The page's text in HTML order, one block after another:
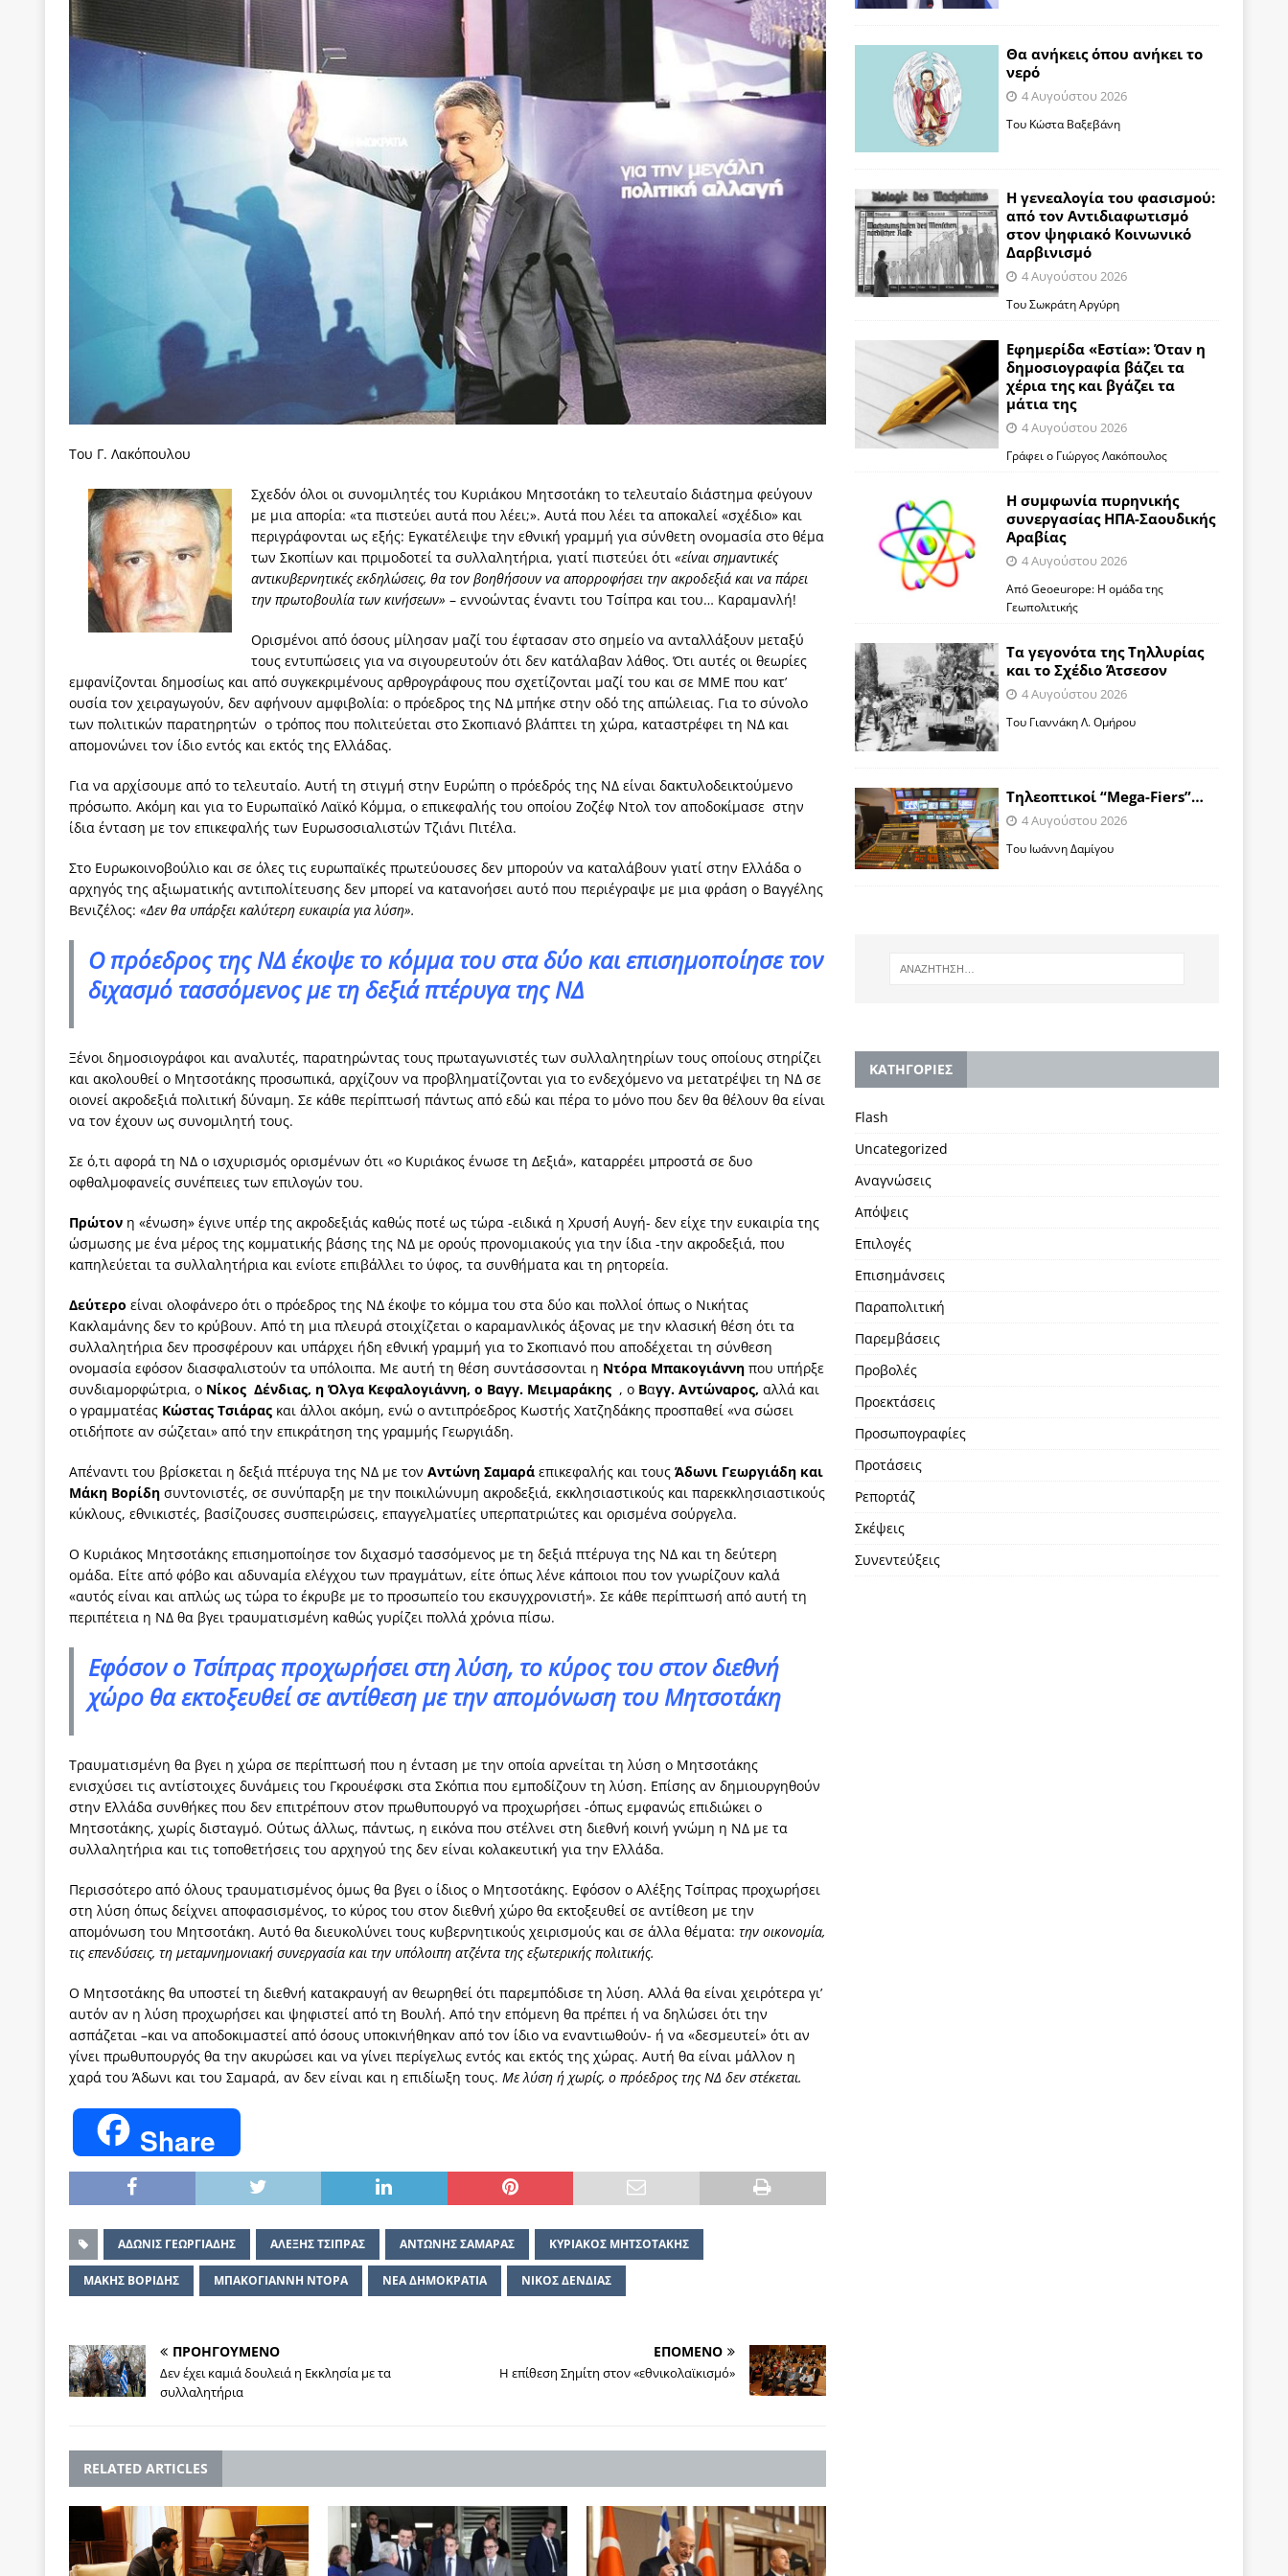
[ 22 Μαΐου 2020 ]
Μακάριος Λαζαρίδης: Έργο!
ΠΡΟΣΩΠΟΓΡΑΦΙΕΣ
[ 5 Αυγούστου 2026 ]
Κυριάκος Μητσοτάκης: Αναλγησίες
ΠΡΟΒΟΛΕΣ
Θα ανήκεις όπου ανήκει το νερό
ΑΝΑΓΝΩΣΕΙΣ
[ 4 Αυγούστου 2026 ]
Η γενεαλογία του φασισμού: από τον Αντιδιαφωτισμό στον ψηφιακό Κοινωνικό Δαρβινισμό
[ 4 Αυγούστου 2026 ]
Εφημερίδα «Εστία»: Όταν η δημοσιογραφία βάζει τα χέρια της και βγάζει τα μάτια της
ΑΠΟΨΕΙΣ
[ 4 Αυγούστου 2026 ]
Η συμφωνία πυρηνικής συνεργασίας ΗΠΑ-Σαουδικής Αραβίας
ΑΠΟΨΕΙΣ
[ 4 Αυγούστου 2026 ]
Τα γεγονότα της Τηλλυρίας και το Σχέδιο Άτσεσον
ΑΠΟΨΕΙΣ
[ 4 Αυγούστου 2026 ]
Tηλεοπτικοί “Mega-Fiers”…
ΑΠΟΨΕΙΣ
[ 4 Αυγούστου 2026 ]
Κώστας Τσουκαλάς: Αντιπολίτευση
ΠΡΟΒΟΛΕΣ
[ 4 Αυγούστου 2026 ]
Ο Ιωάννης Μεταξάς και η 4η Αυγούστου: Πώς ένας αποτυχημένος κοινοβουλευτικός έγινε
δικτάτορας
[ 3 Αυγούστου 2026 ]
Η ελευθεροτυπία δεν απειλείται και δεν εκβιάζεται
ΠΑΡΕΜΒΑΣΕΙΣ
[ 3 Αυγούστου 2026 ]
[ 3 Αυγούστου 2026 ] Η τραγωδία της δημοκρατικής παράταξης: Ο λαός θέλει, αλλά τα κόμματα της αντιπολίτευσης δεν
μπορούν να φέρουν την αλλαγή
ΠΡΟΕΚΤΑΣΕΙΣ
[ 3 Αυγούστου 2026 ] Γιατί λιγοστεύουν «τα χρόνια της αθωότητας;» Το «αίνιγμα»και η «λύση» του μέσα από τον
εμβληματικό «Πολίτη Κέιν»
[ 3 Αυγούστου 2026 ] Το Νομικό DNA του Υπερταμείου και οι Ρήτρες του ESM
ΑΠΟΨΕΙΣ
[ 3 Αυγούστου 2026 ]
Το γάλλιο και η γεωπολιτική ισχύς για την Ελλάδα ΑΠΟΨΕΙΣ
Του Γ. Λακόπουλου
Σχεδόν όλοι οι συνομιλητές του Κυριάκου Μητσοτάκη το τελευταίο διάστημα φεύγουν
με μια απορία: «τα πιστεύει αυτά που λέει;». Αυτά που λέει τα αποκαλεί «σχέδιο» και
περιγράφονται ως εξής: Εγκατέλειψε την εθνική γραμμή για σύνθετη ονομασία στο θέμα
των Σκοπίων και πριμοδοτεί τα συλλαλητήρια, γιατί πιστεύει ότι «είναι σημαντικές
αντικυβερνητικές εκδηλώσεις, θα τον βοηθήσουν να απορροφήσει την ακροδεξιά και να πάρει
την πρωτοβουλία των κινήσεων» – εννοώντας έναντι του Τσίπρα και του… Καραμανλή!
Ορισμένοι από όσους μίλησαν μαζί του έφτασαν στο σημείο να ανταλλάξουν μεταξύ
τους εντυπώσεις για να σιγουρευτούν ότι δεν κατάλαβαν λάθος. Ότι αυτές οι θεωρίες
εμφανίζονται δημοσίως και από συγκεκριμένους αρθρογράφους που σχετίζονται μαζί του και σε ΜΜΕ που κατ’
ουσία τον χειραγωγούν, δεν αφήνουν αμφιβολία: ο πρόεδρος της ΝΔ μπήκε στην οδό της απώλειας. Για το σύνολο
των πολιτικών παρατηρητών ο τρόπος που πολιτεύεται στο Σκοπιανό βλάπτει τη χώρα, καταστρέφει τη ΝΔ και
απομονώνει τον ίδιο εντός και εκτός της Ελλάδας.
Για να αρχίσουμε από το τελευταίο. Αυτή τη στιγμή στην Ευρώπη ο πρόεδρός της ΝΔ είναι δακτυλοδεικτούμενο
πρόσωπο. Ακόμη και για το Ευρωπαϊκό Λαϊκό Κόμμα, ο επικεφαλής του οποίου Ζοζέφ Ντολ τον αποδοκίμασε στην
ίδια ένταση με τον επικεφαλής των Ευρωσοσιαλιστών Τζιάνι Πιτέλα.
Στο Ευρωκοινοβούλιο και σε όλες τις ευρωπαϊκές πρωτεύουσες δεν μπορούν να καταλάβουν γιατί στην Ελλάδα ο
αρχηγός της αξιωματικής αντιπολίτευσης δεν μπορεί να κατανοήσει αυτό που περιέγραψε με μια φράση ο Βαγγέλης
Βενιζέλος: «Δεν θα υπάρξει καλύτερη ευκαιρία για λύση».
Ο πρόεδρος της ΝΔ έκοψε το κόμμα του στα δύο και επισημοποίησε τον
διχασμό τασσόμενος με τη δεξιά πτέρυγα της ΝΔ
Ξένοι δημοσιογράφοι και αναλυτές, παρατηρώντας τους πρωταγωνιστές των συλλαλητηρίων τους οποίους στηρίζει
και ακολουθεί ο Μητσοτάκης προσωπικά, αρχίζουν να προβληματίζονται για το ενδεχόμενο να μετατρέψει τη ΝΔ σε
οιονεί ακροδεξιά πολιτική δύναμη. Σε κάθε περίπτωσή πάντως από εδώ και πέρα το μόνο που δεν θα θέλουν θα είναι
να τον έχουν ως συνομιλητή τους.
Σε ό,τι αφορά τη ΝΔ ο ισχυρισμός ορισμένων ότι «ο Κυριάκος ένωσε τη Δεξιά», καταρρέει μπροστά σε δυο
οφθαλμοφανείς συνέπειες των επιλογών του.
Πρώτον η «ένωση» έγινε υπέρ της ακροδεξιάς καθώς ποτέ ως τώρα -ειδικά η Χρυσή Αυγή- δεν είχε την ευκαιρία της
ώσμωσης με ένα μέρος της κομματικής βάσης της ΝΔ με ορούς προνομιακούς για την ίδια -την ακροδεξιά, που
καπηλεύεται τα συλλαλητήρια και ενίοτε επιβάλλει το ύφος, τα συνθήματα και τη ρητορεία.
Δεύτερο είναι ολοφάνερο ότι ο πρόεδρος της ΝΔ έκοψε το κόμμα του στα δύο και πολλοί όπως ο Νικήτας
Κακλαμάνης δεν το κρύβουν. Από τη μια πλευρά στοιχίζεται ο καραμανλικός άξονας με την κλασική θέση ότι τα
συλλαλητήρια δεν προσφέρουν και υπάρχει ήδη εθνική γραμμή για το Σκοπιανό που αποδέχεται τη σύνθεση
ονομασία εφόσον διασφαλιστούν τα υπόλοιπα. Με αυτή τη θέση συντάσσονται η Ντόρα Μπακογιάννη που υπήρξε
συνδιαμορφώτρια, ο Νίκος Δένδιας, η Όλγα Κεφαλογιάννη, ο Βαγγ. Μειμαράκης , ο Βαγγ. Αντώναρος, αλλά και
ο γραμματέας Κώστας Τσιάρας και άλλοι ακόμη, ενώ ο αντιπρόεδρος Κωστής Χατζηδάκης προσπαθεί «να σώσει
οτιδήποτε αν σώζεται» από την επικράτηση της γραμμής Γεωργιάδη.
Απέναντι του βρίσκεται η δεξιά πτέρυγα της ΝΔ με τον Αντώνη Σαμαρά επικεφαλής και τους Άδωνι Γεωργιάδη και
Μάκη Βορίδη συντονιστές, σε συνύπαρξη με την ποικιλώνυμη ακροδεξιά, εκκλησιαστικούς και παρεκκλησιαστικούς
κύκλους, εθνικιστές, βασίζουσες συσπειρώσεις, επαγγελματίες υπερπατριώτες και ορισμένα σούργελα.
Ο Κυριάκος Μητσοτάκης επισημοποίησε τον διχασμό τασσόμενος με τη δεξιά πτέρυγα της ΝΔ και τη δεύτερη
ομάδα. Είτε από φόβο και αδυναμία ελέγχου των πραγμάτων, είτε όπως λένε κάποιοι που τον γνωρίζουν καλά
«αυτός είναι και απλώς ως τώρα το έκρυβε με το προσωπείο του εκσυγχρονιστή». Σε κάθε περίπτωσή από αυτή τη
περιπέτεια η ΝΔ θα βγει τραυματισμένη καθώς γυρίζει πολλά χρόνια πίσω.
Εφόσον ο Τσίπρας προχωρήσει στη λύση, το κύρος του στον διεθνή
χώρο θα εκτοξευθεί σε αντίθεση με την απομόνωση του Μητσοτάκη
Τραυματισμένη θα βγει η χώρα σε περίπτωσή που η ένταση με την οποία αρνείται τη λύση ο Μητσοτάκης
ενισχύσει τις αντίστοιχες δυνάμεις του Γκρουέφσκι στα Σκόπια που εμποδίζουν τη λύση. Επίσης αν δημιουργηθούν
στην Ελλάδα συνθήκες που δεν επιτρέπουν στον πρωθυπουργό να προχωρήσει -όπως εμφανώς επιδιώκει ο
Μητσοτάκης, χωρίς δισταγμό. Ούτως άλλως, πάντως, η εικόνα που στέλνει στη διεθνή κοινή γνώμη η ΝΔ με τα
συλλαλητήρια και τις τοποθετήσεις του αρχηγού της δεν είναι κολακευτική για την Ελλάδα.
Περισσότερο από όλους τραυματισμένος όμως θα βγει ο ίδιος ο Μητσοτάκης. Εφόσον ο Αλέξης Τσίπρας προχωρήσει
στη λύση όπως δείχνει αποφασισμένος, το κύρος του στον διεθνή χώρο θα εκτοξευθεί σε αντίθεση με την
απομόνωση του Μητσοτάκη. Αυτό θα διευκολύνει τους κυβερνητικούς χειρισμούς και σε άλλα θέματα: την οικονομία,
τις επενδύσεις, τη μεταμνημονιακή συνεργασία και την υπόλοιπη ατζέντα της εξωτερικής πολιτικής.
Ο Μητσοτάκης θα υποστεί τη διεθνή κατακραυγή αν θεωρηθεί ότι παρεμπόδισε τη λύση. Αλλά θα είναι χειρότερα γι’
αυτόν αν η λύση προχωρήσει και ψηφιστεί από τη Βουλή. Από την επόμενη θα πρέπει ή να δηλώσει ότι την
ασπάζεται –και να αποδοκιμαστεί από όσους υποκινήθηκαν από τον ίδιο να εναντιωθούν- ή να «δεσμευτεί» ότι αν
γίνει πρωθυπουργός θα την ακυρώσει και να γίνει περίγελως εντός και εκτός της χώρας. Αυτή θα είναι μάλλον η
χαρά του Άδωνι και του Σαμαρά, αν δεν είναι και η επιδίωξη τους. Με λύση ή χωρίς, ο πρόεδρος της ΝΔ δεν στέκεται.
Share
ΑΔΩΝΙΣ ΓΕΩΡΓΙΑΔΗΣ ΑΛΕΞΗΣ TΣΙΠΡΑΣ ΑΝΤΩΝΗΣ ΣΑΜΑΡΑΣ ΚΥΡΙΑΚΟΣ ΜΗΤΣΟΤΑΚΗΣ
ΜΑΚΗΣ ΒΟΡΙΔΗΣ ΜΠΑΚΟΓΙΑΝΝΗ ΝΤΟΡΑ ΝΕΑ ΔΗΜΟΚΡΑΤΙΑ ΝΙΚΟΣ ΔΕΝΔΙΑΣ
ΠΡΟΗΓΟΥΜΕΝΟ
Δεν έχει καμιά δουλειά η Εκκλησία με τα
συλλαλητήρια
ΕΠΟΜΕΝΟ
Η επίθεση Σημίτη στον «εθνικολαϊκισμό»
RELATED ARTICLES
Θα ανήκεις όπου ανήκει το
νερό
4 Αυγούστου 2026
Του Κώστα Βαξεβάνη
Η γενεαλογία του φασισμού:
από τον Αντιδιαφωτισμό
στον ψηφιακό Κοινωνικό
Δαρβινισμό
4 Αυγούστου 2026
Του Σωκράτη Αργύρη
Εφημερίδα «Εστία»: Όταν η
δημοσιογραφία βάζει τα
χέρια της και βγάζει τα
μάτια της
4 Αυγούστου 2026
Γράφει ο Γιώργος Λακόπουλος
Η συμφωνία πυρηνικής
συνεργασίας ΗΠΑ-Σαουδικής
Αραβίας
4 Αυγούστου 2026
Από Geoeurope: H ομάδα της
Γεωπολιτικής
Τα γεγονότα της Τηλλυρίας
και το Σχέδιο Άτσεσον
4 Αυγούστου 2026
Toυ Γιαννάκη Λ. Ομήρου
Tηλεοπτικοί “Mega-Fiers”…
4 Αυγούστου 2026
Toυ Ιωάννη Δαμίγου
KΑΤΗΓΟΡΙΕΣ
Flash
Uncategorized
Αναγνώσεις
Απόψεις
Επιλογές
Επισημάνσεις
Παραπολιτική
Παρεμβάσεις
Προβολές
Προεκτάσεις
Προσωπογραφίες
Προτάσεις
Ρεπορτάζ
Σκέψεις
Συνεντεύξεις